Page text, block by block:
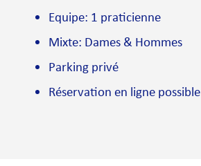
Equipe: 1 praticienne
Mixte: Dames & Hommes
Parking privé
Réservation en ligne possible